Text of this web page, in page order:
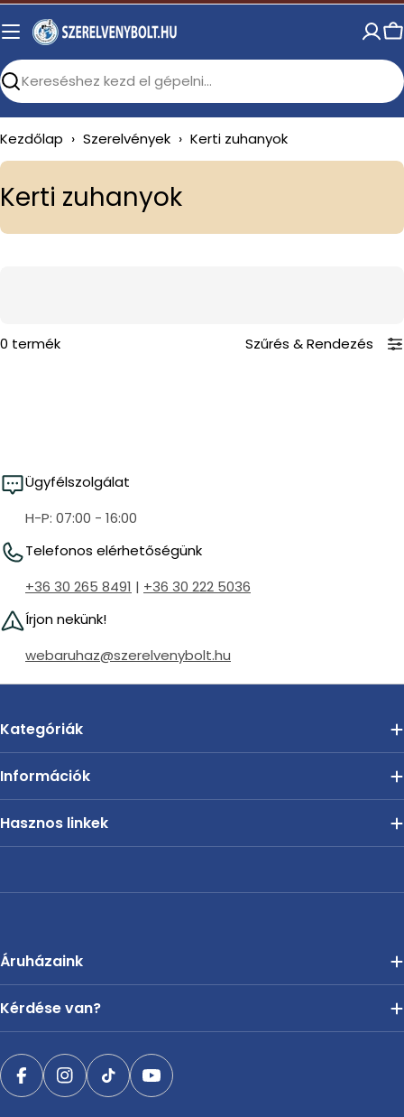
Skip
to
Search
Kezdőlap › Szerelvények › Kerti zuhanyok
C
o
c
:
Kerti zuhanyok
0 termék Szűrés &Rendezés
Ügyfélszolgálat
H-P: 07:00 - 16:00
Telefonos elérhetőségünk
+36 30 265 8491 | +36 30 222 5036
Írjon nekünk!
webaruhaz@szerelvenybolt.hu
Kategóriák
Információk
Hasznos linkek
Áruházaink
Kérdése van?
FacebookInstagram
TikTokYouTube